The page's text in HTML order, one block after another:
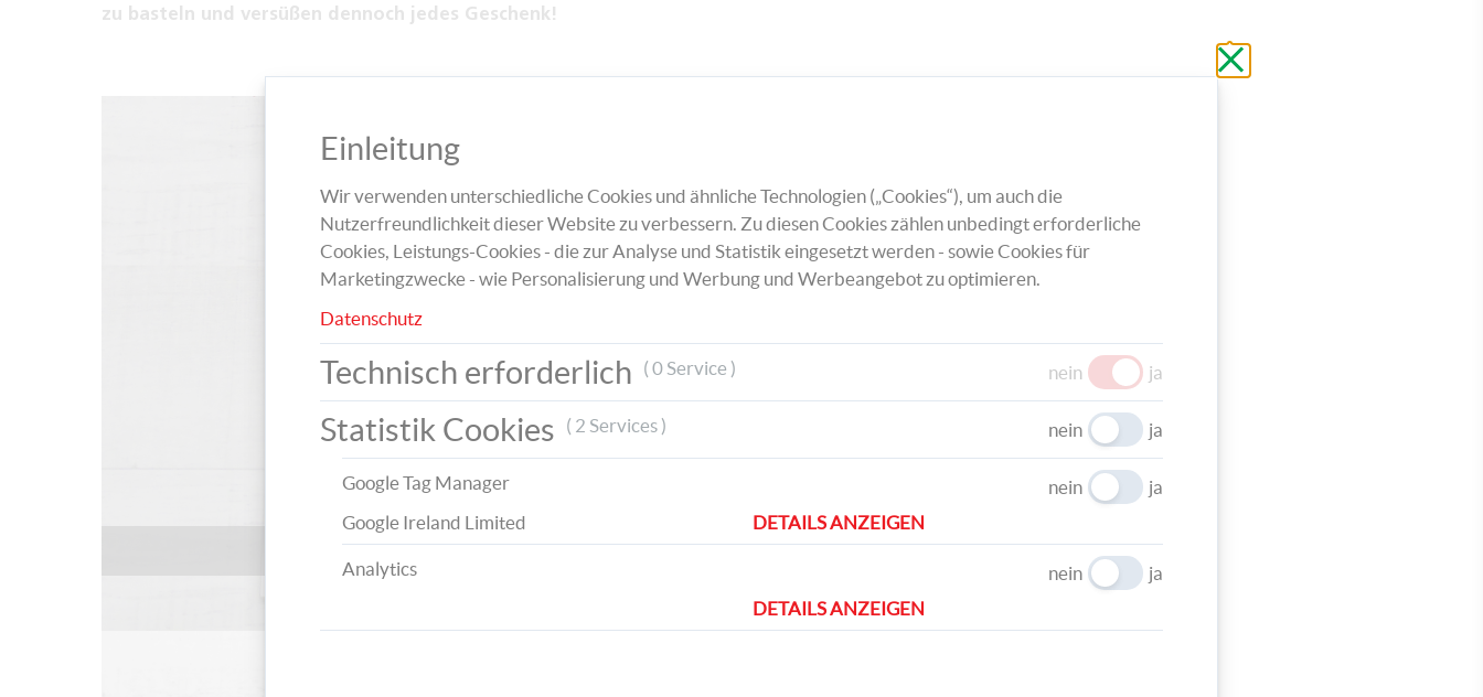
zu basteln und versüßen dennoch jedes Geschenk!
Diese Bastelutensilien benötigen Sie für die Korkanhänger
Schließen
ohne
zu
Einleitung
Wir verwenden unterschiedliche Cookies und ähnliche Technologien („Cookies“), um auch die
Nutzerfreundlichkeit dieser Website zu verbessern. Zu diesen Cookies zählen unbedingt erforderliche
Cookies, Leistungs-Cookies - die zur Analyse und Statistik eingesetzt werden - sowie Cookies für
Marketingzwecke - wie Personalisierung und Werbung und Werbeangebot zu optimieren.
Datenschutz
Technisch erforderlich ( 0 Service ) nein ja
Statistik Cookies ( 2 Services ) nein ja
Google Tag Manager nein
ja
Google Ireland Limited
DETAILS ANZEIGEN
Analytics nein
ja
DETAILS ANZEIGEN